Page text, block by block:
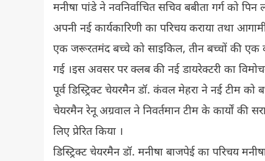
मनीषा पांडे ने नवनिर्वाचित सचिव बबीता गर्ग को
अपनी नई कार्यकारिणी का परिचय कराया तथा
एक जरूरतमंद बच्चे को साइकिल, तीन बच्चों की एक
गई ।इस अवसर पर क्लब की नई डायरेक्टरी का
पूर्व डिस्ट्रिक्ट चेयरमैन डॉ. कंवल मेहरा ने नई टीम को
चेयरमैन रेनू अग्रवाल ने निवर्तमान टीम के कार्यों की
लिए प्रेरित किया ।
डिस्ट्रिक्ट चेयरमैन डॉ. मनीषा बाजपेई का परिचय